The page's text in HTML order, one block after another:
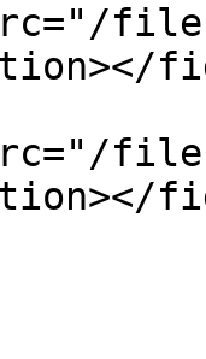
files/